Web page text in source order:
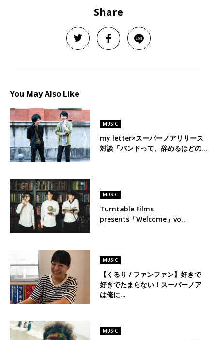
Share
You May Also Like
MUSIC
my letter×スーパーノアリリース
対談「バンドって、辞めるほどの…
MUSIC
Turntable Films
presents「Welcome」vo…
MUSIC
【くるり / ファンファン】好きで
好きでたまらない！スーパーノア
は俺に…
MUSIC